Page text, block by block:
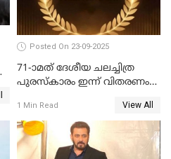
Posted On 23-09-2025
71-ാമത് ദേശീയ ചലച്ചിത്ര
പുരസ്‌കാരം ഇന്ന് വിതരണം
1 Min Read View All